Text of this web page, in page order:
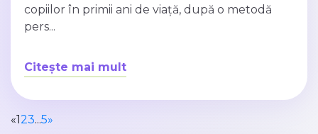
copiilor în primii ani de viață, după o metodă
pers...
Citește mai mult
«123...5»